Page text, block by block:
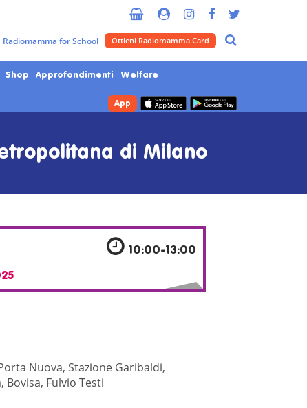
Radiomamma for School Ottieni Radiomamma Card
Shop Approfondimenti Welfare
App
di Milano
10:00-13:00
Nuova, Stazione Garibaldi,
Bovisa, Fulvio Testi